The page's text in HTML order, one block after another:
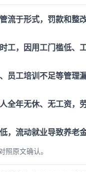
流于形式，罚款和整
工，因用工门槛低、
员工培训不足等管理
全年无休、无工资，
，流动就业导致养老
照原文确认。